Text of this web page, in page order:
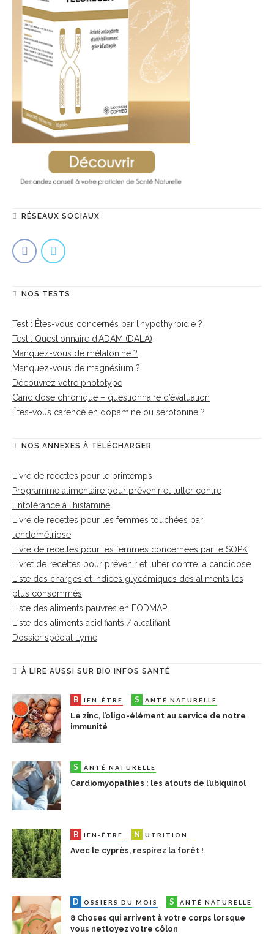
RÉSEAUX SOCIAUX
NOS TESTS
Test : Êtes-vous concernés par l’hypothyroïdie ?
Test : Questionnaire d’ADAM (DALA)
Manquez-vous de mélatonine ?
Manquez-vous de magnésium ?
Découvrez votre phototype
Candidose chronique – questionnaire d’évaluation
Êtes-vous carencé en dopamine ou sérotonine ?
NOS ANNEXES À TÉLÉCHARGER
Livre de recettes pour le printemps
Programme alimentaire pour prévenir et lutter contre
l’intolérance à l’histamine
Livre de recettes pour les femmes touchées par
l’endométriose
Livre de recettes pour les femmes concernées par le SOPK
Livret de recettes pour prévenir et lutter contre la candidose
Liste des charges et indices glycémiques des aliments les
plus consommés
Liste des aliments pauvres en FODMAP
Liste des aliments acidifiants / alcalifiant
Dossier spécial Lyme
À LIRE AUSSI SUR BIO INFOS SANTÉ
B IEN-ÊTRE S ANTÉ NATURELLE
Le zinc, l’oligo-élément au service de notre
immunité
S ANTÉ NATURELLE
Cardiomyopathies : les atouts de l’ubiquinol
B IEN-ÊTRE N UTRITION
Avec le cyprès, respirez la forêt !
D OSSIERS DU MOIS S ANTÉ NATURELLE
8 Choses qui arrivent à votre corps lorsque
vous nettoyez votre côlon